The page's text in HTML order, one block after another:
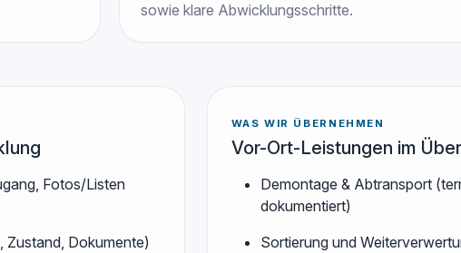
sowie klare Abwicklungsschritte.
Fotos/Listen
Zustand, Dokumente)
WAS WIR ÜBERNEHMEN
Vor-Ort-Leistungen im
Demontage & Abtransport
dokumentiert)
Sortierung und